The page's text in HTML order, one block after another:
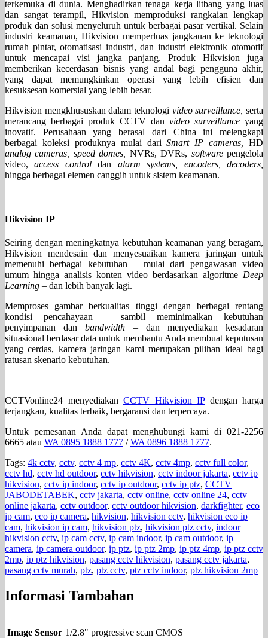
terkemuka di dunia. Menghadirkan tenaga kerja litbang yang luas
dan sangat terampil, Hikvision memproduksi rangkaian lengkap
produk dan solusi menyeluruh untuk berbagai pasar vertikal. Selain
industri keamanan, Hikvision memperluas jangkauan ke teknologi
rumah pintar, otomatisasi industri, dan industri elektronik otomotif
untuk mencapai visi jangka panjang. Produk Hikvision juga
memberikan kecerdasan bisnis yang andal bagi pengguna akhir,
yang dapat memungkinkan operasi yang lebih efisien dan
kesuksesan komersial yang lebih besar.
Hikvision mengkhususkan dalam teknologi video surveillance, serta
merancang berbagai produk CCTV dan video surveillance yang
inovatif. Perusahaan yang berasal dari China ini melengkapi
berbagai koleksi produknya mulai dariSmart IP cameras, HD
analog cameras, speed domes, NVRs, DVRs, softwarepengelola
video,access controldan alarm systems, encoders, decoders,
hingga berbagai elemen canggih untuk sistem keamanan.
Hikvision IP
Seiring dengan meningkatnya kebutuhan keamanan yang beragam,
Hikvision mendesain dan menyesuaikan kamera jaringan untuk
memenuhi berbagai kebutuhan – mulai dari pengawasan video
umum hingga analisis konten video berdasarkan algoritme Deep
Learning – dan lebih banyak lagi.
Memproses gambar berkualitas tinggi dengan berbagai rentang
kondisi pencahayaan – sambil meminimalkan kebutuhan
penyimpanan danbandwidth – dan menyediakan kesadaran
situasional berdasar data untuk membantu Anda membuat keputusan
yang cerdas, kamera jaringan kami merupakan pilihan ideal bagi
ratusan skenario kebutuhan.
CCTVonline24 menyediakan CCTV Hikvision IPdengan harga
terjangkau, kualitas terbaik, bergaransi dan terpercaya.
Untuk pemesanan Anda dapat menghubungi kami di 021-2256
6665 atau WA 0895 1888 1777 /WA 0896 1888 1777.
Tags: 4k cctv, cctv, cctv 4 mp, cctv 4K, cctv 4mp, cctv full color,
cctv hd, cctv hd outdoor, cctv hikvision, cctv indoor jakarta, cctv ip
hikvision, cctv ip indoor, cctv ip outdoor, cctv ip ptz, CCTV
JABODETABEK, cctv jakarta, cctv online, cctv online 24, cctv
online jakarta, cctv outdoor, cctv outdoor hikvision, darkfighter, eco
ip cam, eco ip camera, hikvision, hikvision cctv, hikvision eco ip
cam, hikvision ip cam, hikvision ptz, hikvision ptz cctv, indoor
hikvision cctv, ip cam cctv, ip cam indoor, ip cam outdoor, ip
camera, ip camera outdoor, ip ptz, ip ptz 2mp, ip ptz 4mp, ip ptz cctv
2mp, ip ptz hikvision, pasang cctv hikvision, pasang cctv jakarta,
pasang cctv murah, ptz, ptz cctv, ptz cctv indoor, ptz hikvision 2mp
Informasi Tambahan
Image Sensor 1/2.8" progressive scan CMOS